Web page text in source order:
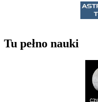
Tu pełno nauki